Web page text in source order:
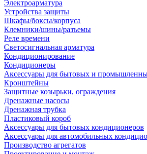
Электроарматура
Устройства защиты
Шкафы/боксы/корпуса
Клемники/шины/разъемы
Реле времени
Светосигнальная арматура
Кондиционирование
Кондиционеры
Аксессуары для бытовых и
Кронштейны
Защитные козырьки, ограждения
Дренажные насосы
Дренажная трубка
Пластиковый короб
Аксессуары для бытовых кондиционеров
Аксессуары для автомобильных
Производство агрегатов